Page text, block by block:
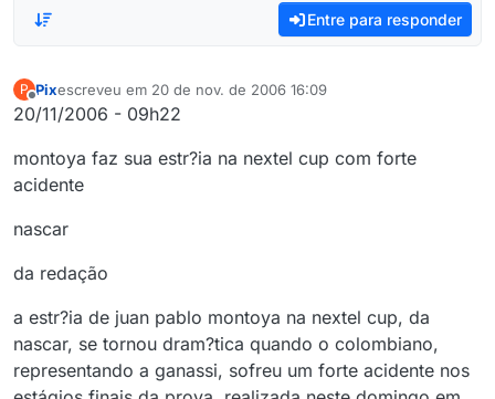
Entre para responder
P
Offline
Pixescreveu em 20 de nov. de 2006 16:09
última edição por
20/11/2006 - 09h22
montoya faz sua estr?ia na nextel cup com forte
acidente
nascar
da redação
a estr?ia de juan pablo montoya na nextel cup, da
nascar, se tornou dram?tica quando o colombiano,
representando a ganassi, sofreu um forte acidente nos